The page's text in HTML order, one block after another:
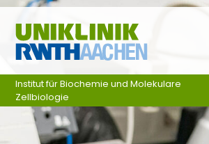
Zum Inhalt springen
Institut für Biochemie und Molekulare
Zellbiologie